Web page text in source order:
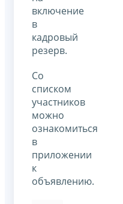
включение
в
кадровый
резерв.
Со
списком
участников
можно
ознакомиться
в
приложении
к
объявлению.